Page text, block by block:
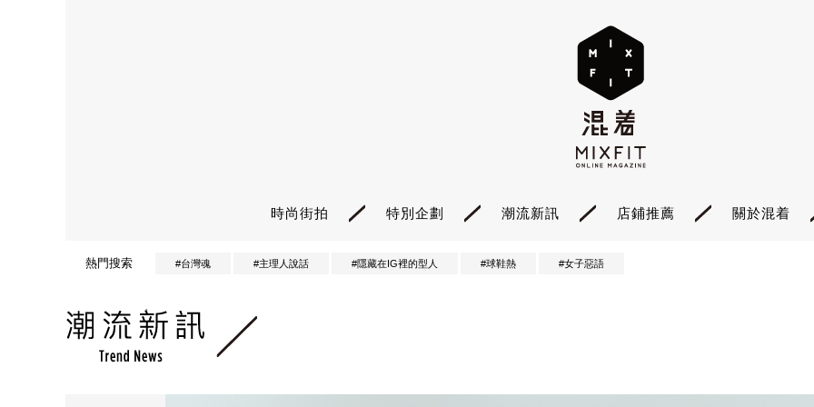
時尚街拍 特別企劃 潮流新訊 店鋪推薦 關於混着
熱門搜索 #台灣魂 #主理人說話 #隱藏在IG裡的型人 #球鞋熱 #女子惡語